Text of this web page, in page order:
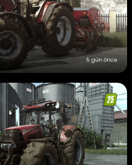
6 gün önce